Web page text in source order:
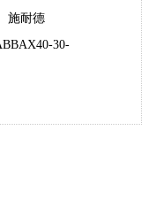
施耐德
30-